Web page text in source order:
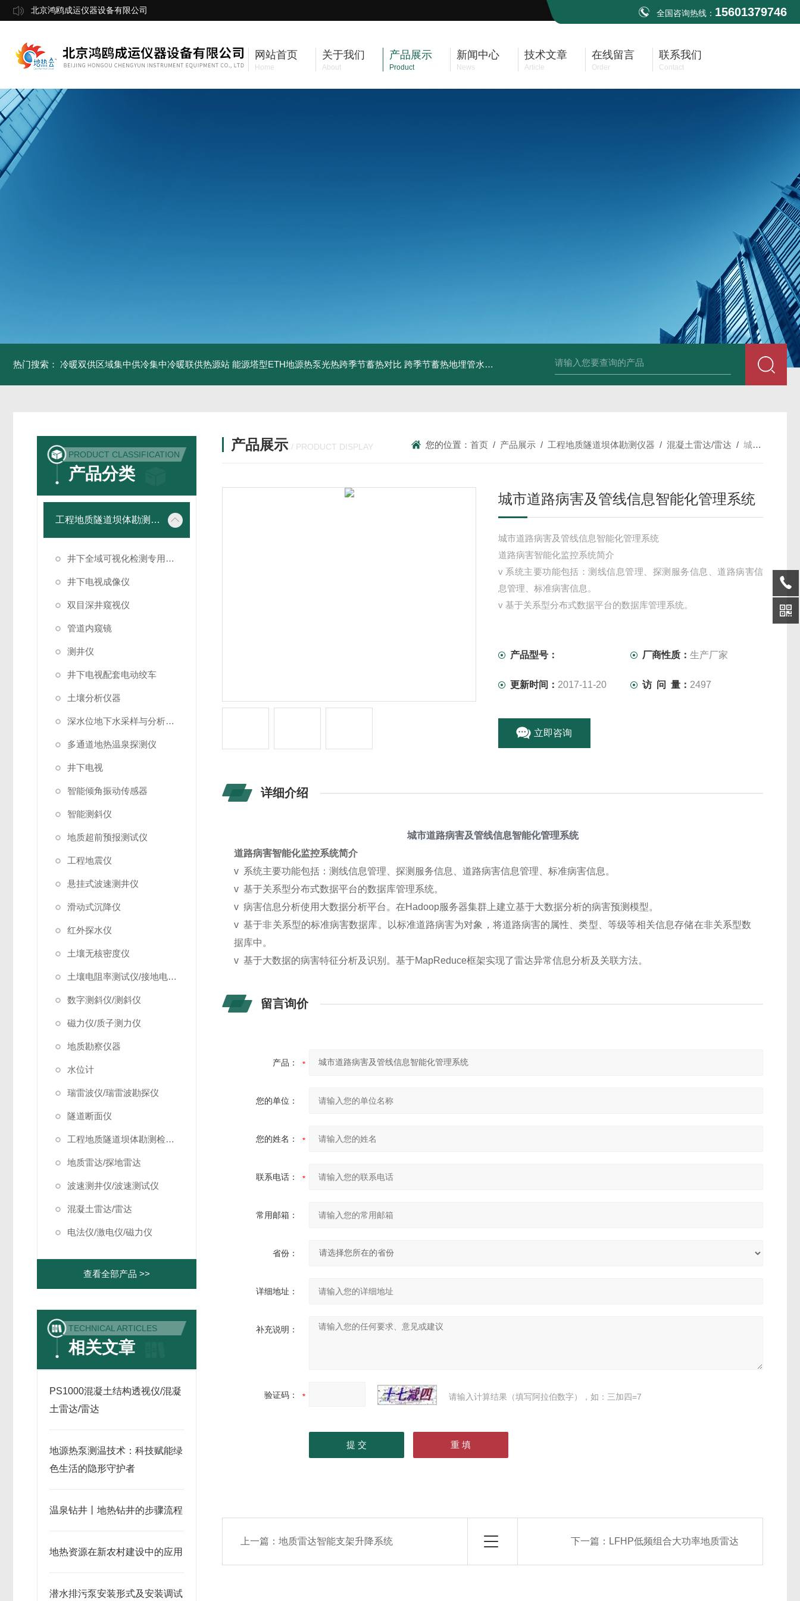
北京鸿鸥成运仪器设备有限公司 全国咨询热线： 15601379746
网站首页
Home
关于我们
About
产品展示
Product
新闻中心
News
技术文章
Article
在线留言
Order
联系我们
Contact
热门搜索： 冷暖双供区域集中供冷集中冷暖联供热源站 能源塔型ETH地源热泵光热跨季节蓄热对比 跨季节蓄热地埋管水池湖面储热技术研究对比 中深浅层地源热泵空调系统运行故障诊断修复 冷暖双
PRODUCT CLASSIFICATION
产品分类
工程地质隧道坝体勘测仪器
井下全域可视化检测专用成像设备
井下电视成像仪
双目深井窥视仪
管道内窥镜
测井仪
井下电视配套电动绞车
土壤分析仪器
深水位地下水采样与分析系统
多通道地热温泉探测仪
井下电视
智能倾角振动传感器
智能测斜仪
地质超前预报测试仪
工程地震仪
悬挂式波速测井仪
滑动式沉降仪
红外探水仪
土壤无核密度仪
土壤电阻率测试仪/接地电阻测试仪
数字测斜仪/测斜仪
磁力仪/质子测力仪
地质勘察仪器
水位计
瑞雷波仪/瑞雷波勘探仪
隧道断面仪
工程地质隧道坝体勘测检测仪器
地质雷达/探地雷达
波速测井仪/波速测试仪
混凝土雷达/雷达
电法仪/激电仪/磁力仪
查看全部产品 >>
TECHNICAL ARTICLES
相关文章
PS1000混凝土结构透视仪/混凝
土雷达/雷达
地源热泵测温技术：科技赋能绿
色生活的隐形守护者
温泉钻井丨地热钻井的步骤流程
地热资源在新农村建设中的应用
潜水排污泵安装形式及安装调试
产品展示 / PRODUCT DISPLAY 您的位置：首页 / 产品展示 / 工程地质隧道坝体勘测仪器 /混凝土雷达/雷达 /城市道路病害及管线信息智能化管理系统
城市道路病害及管线信息智能化管理系统
城市道路病害及管线信息智能化管理系统
道路病害智能化监控系统简介
v 系统主要功能包括：测线信息管理、探测服务信息、道路病害信
息管理、标准病害信息。
v 基于关系型分布式数据平台的数据库管理系统。
产品型号：
厂商性质：生产厂家
更新时间： 2017-11-20 访 问 量： 2497
立即咨询
详细介绍
城市道路病害及管线信息智能化管理系统
道路病害智能化监控系统简介
v 系统主要功能包括：测线信息管理、探测服务信息、道路病害信息管理、标准病害信息。
v 基于关系型分布式数据平台的数据库管理系统。
v 病害信息分析使用大数据分析平台。在Hadoop服务器集群上建立基于大数据分析的病害预测模型。
v 基于非关系型的标准病害数据库。以标准道路病害为对象，将道路病害的属性、类型、等级等相关信息存储在非关系型数
据库中。
v 基于大数据的病害特征分析及识别。基于MapReduce框架实现了雷达异常信息分析及关联方法。
留言询价
产品：
您的单位：
您的姓名：
联系电话：
常用邮箱：
省份：
详细地址：
补充说明：
验证码： 请输入计算结果（填写阿拉伯数字），如：三加四=7
上一篇：地质雷达智能支架升降系统 下一篇： LFHP低频组合大功率地质雷达